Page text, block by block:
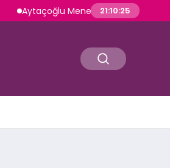
Aytaçoğlu Menemen: Çakallı
21:10:26